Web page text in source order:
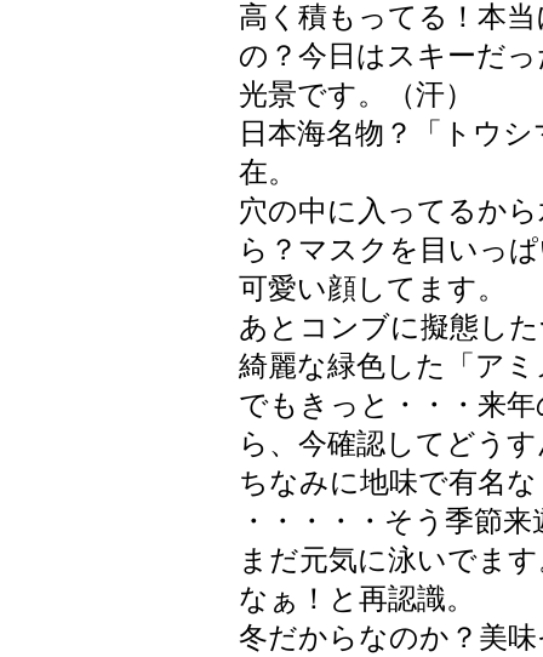
高く積もってる！本
の？今日はスキーだ
光景です。（汗）
日本海名物？「トウ
在。
穴の中に入ってるか
ら？マスクを目いっ
可愛い顔してます。
あとコンブに擬態し
綺麗な緑色した「ア
でもきっと・・・来
ら、今確認してどう
ちなみに地味で有名
・・・・・そう季節
まだ元気に泳いでま
なぁ！と再認識。
冬だからなのか？美